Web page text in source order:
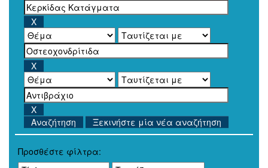
Ξεκινήστε μία νέα αναζήτηση
Προσθέστε φίλτρα: